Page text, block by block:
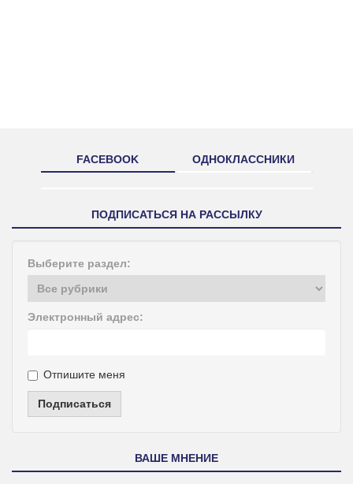
FACEBOOK ОДНОКЛАССНИКИ
ПОДПИСАТЬСЯ НА РАССЫЛКУ
Выберите раздел:
Электронный адрес:
Отпишите меня
Подписаться
ВАШЕ МНЕНИЕ